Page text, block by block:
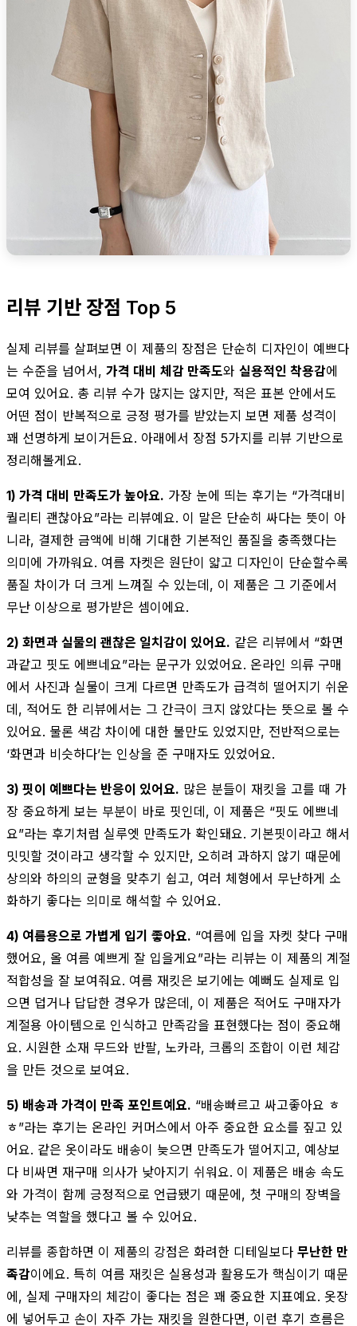
리뷰 기반 장점 Top 5
실제 리뷰를 살펴보면 이 제품의 장점은 단순히 디자인이 예쁘다
는 수준을 넘어서, 가격 대비 체감 만족도와 실용적인 착용감에
모여 있어요. 총 리뷰 수가 많지는 않지만, 적은 표본 안에서도
어떤 점이 반복적으로 긍정 평가를 받았는지 보면 제품 성격이
꽤 선명하게 보이거든요. 아래에서 장점 5가지를 리뷰 기반으로
정리해볼게요.
1) 가격 대비 만족도가 높아요. 가장 눈에 띄는 후기는 “가격대비
퀄리티 괜찮아요”라는 리뷰예요. 이 말은 단순히 싸다는 뜻이 아
니라, 결제한 금액에 비해 기대한 기본적인 품질을 충족했다는
의미에 가까워요. 여름 자켓은 원단이 얇고 디자인이 단순할수록
품질 차이가 더 크게 느껴질 수 있는데, 이 제품은 그 기준에서
무난 이상으로 평가받은 셈이에요.
2) 화면과 실물의 괜찮은 일치감이 있어요. 같은 리뷰에서 “화면
과같고 핏도 에쁘네요”라는 문구가 있었어요. 온라인 의류 구매
에서 사진과 실물이 크게 다르면 만족도가 급격히 떨어지기 쉬운
데, 적어도 한 리뷰에서는 그 간극이 크지 않았다는 뜻으로 볼 수
있어요. 물론 색감 차이에 대한 불만도 있었지만, 전반적으로는
‘화면과 비슷하다’는 인상을 준 구매자도 있었어요.
3) 핏이 예쁘다는 반응이 있어요. 많은 분들이 재킷을 고를 때 가
장 중요하게 보는 부분이 바로 핏인데, 이 제품은 “핏도 에쁘네
요”라는 후기처럼 실루엣 만족도가 확인돼요. 기본핏이라고 해서
밋밋할 것이라고 생각할 수 있지만, 오히려 과하지 않기 때문에
상의와 하의의 균형을 맞추기 쉽고, 여러 체형에서 무난하게 소
화하기 좋다는 의미로 해석할 수 있어요.
4) 여름용으로 가볍게 입기 좋아요. “여름에 입을 자켓 찾다 구매
했어요, 올 여름 예쁘게 잘 입을게요”라는 리뷰는 이 제품의 계절
적합성을 잘 보여줘요. 여름 재킷은 보기에는 예뻐도 실제로 입
으면 덥거나 답답한 경우가 많은데, 이 제품은 적어도 구매자가
계절용 아이템으로 인식하고 만족감을 표현했다는 점이 중요해
요. 시원한 소재 무드와 반팔, 노카라, 크롭의 조합이 이런 체감
을 만든 것으로 보여요.
5) 배송과 가격이 만족 포인트예요. “배송빠르고 싸고좋아요 ㅎ
ㅎ”라는 후기는 온라인 커머스에서 아주 중요한 요소를 짚고 있
어요. 같은 옷이라도 배송이 늦으면 만족도가 떨어지고, 예상보
다 비싸면 재구매 의사가 낮아지기 쉬워요. 이 제품은 배송 속도
와 가격이 함께 긍정적으로 언급됐기 때문에, 첫 구매의 장벽을
낮추는 역할을 했다고 볼 수 있어요.
리뷰를 종합하면 이 제품의 강점은 화려한 디테일보다 무난한 만
족감이에요. 특히 여름 재킷은 실용성과 활용도가 핵심이기 때문
에, 실제 구매자의 체감이 좋다는 점은 꽤 중요한 지표예요. 옷장
에 넣어두고 손이 자주 가는 재킷을 원한다면, 이런 후기 흐름은